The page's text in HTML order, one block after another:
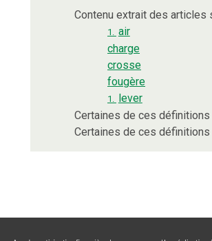
Contenu extrait des articles
1. air
charge
crosse
fougère
1.
lever
Certaines de ces définitions
Certaines de ces définitions